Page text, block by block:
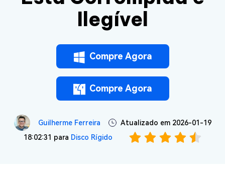
Ilegível
Compre Agora
Compre Agora
Guilherme Ferreira
Atualizado em 2026-01-19
18:02:31 para Disco Rígido